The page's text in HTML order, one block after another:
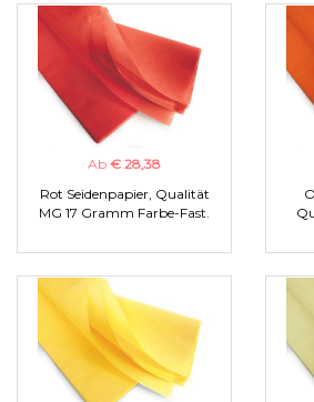
Ab € 28,38
Rot Seidenpapier, Qualität
MG 17 Gramm Farbe-Fast.